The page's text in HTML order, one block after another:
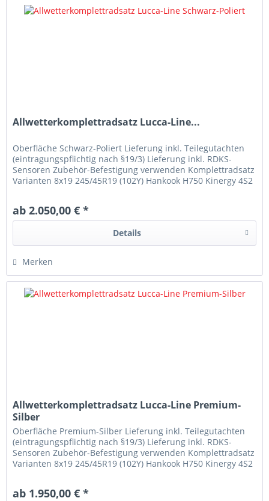
Allwetterkomplettradsatz Lucca-Line...
Oberfläche Schwarz-Poliert Lieferung inkl. Teilegutachten
(eintragungspflichtig nach §19/3) Lieferung inkl. RDKS-
Sensoren Zubehör-Befestigung verwenden Komplettradsatz
Varianten 8x19 245/45R19 (102Y) Hankook H750 Kinergy 4S2
ab 2.050,00 € *
Details
Merken
Allwetterkomplettradsatz Lucca-Line Premium-
Silber
Oberfläche Premium-Silber Lieferung inkl. Teilegutachten
(eintragungspflichtig nach §19/3) Lieferung inkl. RDKS-
Sensoren Zubehör-Befestigung verwenden Komplettradsatz
Varianten 8x19 245/45R19 (102Y) Hankook H750 Kinergy 4S2
ab 1.950,00 € *